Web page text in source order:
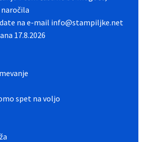
naročila
na e-mail info@stampiljke.net
17.8.2026
spet na voljo